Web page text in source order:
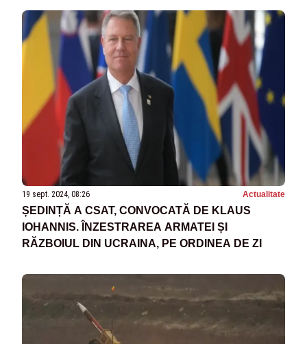
19 sept. 2024, 08:26 Actualitate
ȘEDINȚĂ A CSAT, CONVOCATĂ DE KLAUS
IOHANNIS. ÎNZESTRAREA ARMATEI ȘI
RĂZBOIUL DIN UCRAINA, PE ORDINEA DE ZI